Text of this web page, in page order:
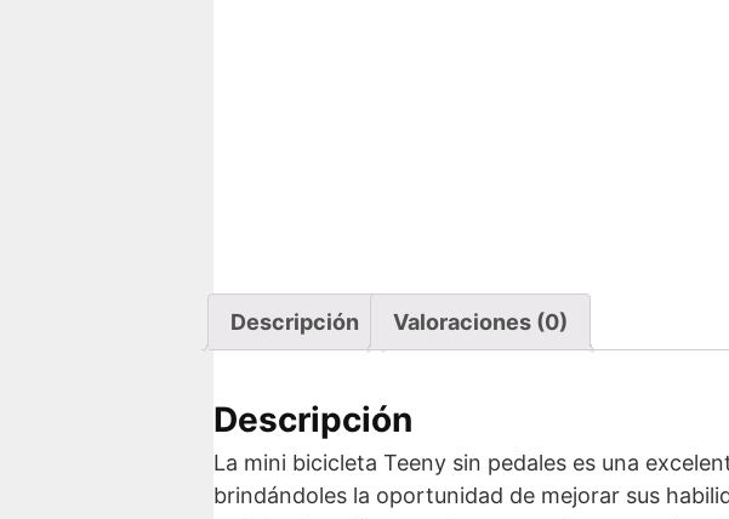
Descripción Valoraciones (0)
Descripción
La mini bicicleta Teeny sin pedales es una
brindándoles la oportunidad de mejorar sus